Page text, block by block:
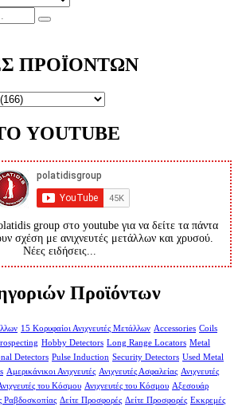
ΠΡΟΪΟΝΤΩΝ
YOUTUBE
group στο youtube για να δείτε τα πάντα
σχέση με ανιχνευτές μετάλλων και χρυσού.
Νέες ειδήσεις...
Προϊόντων
15 Κορυφαίοι Ανιχνευτές Μετάλλων Accessories Coils
Hobby Detectors Long Range Locators Metal
Detectors Pulse Induction Security Detectors Used Metal
Αμερικάνικοι Ανιχνευτές Ανιχνευτές Ασφαλείας Ανιχνευτές
του Κόσμου Ανιχνευτές του Κόσμου Αξεσουάρ
Ραβδοσκοπίας Δείτε Προσφορές Δείτε Προσφορές Εκκρεμές